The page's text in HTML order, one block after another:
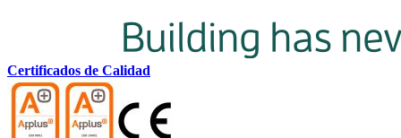
Certificados de Calidad